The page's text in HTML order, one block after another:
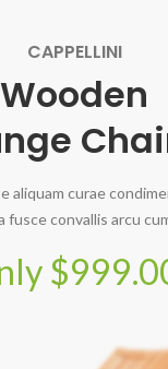
CAPPELLINI
Wooden
aliquam curae
fusce convallis arcu